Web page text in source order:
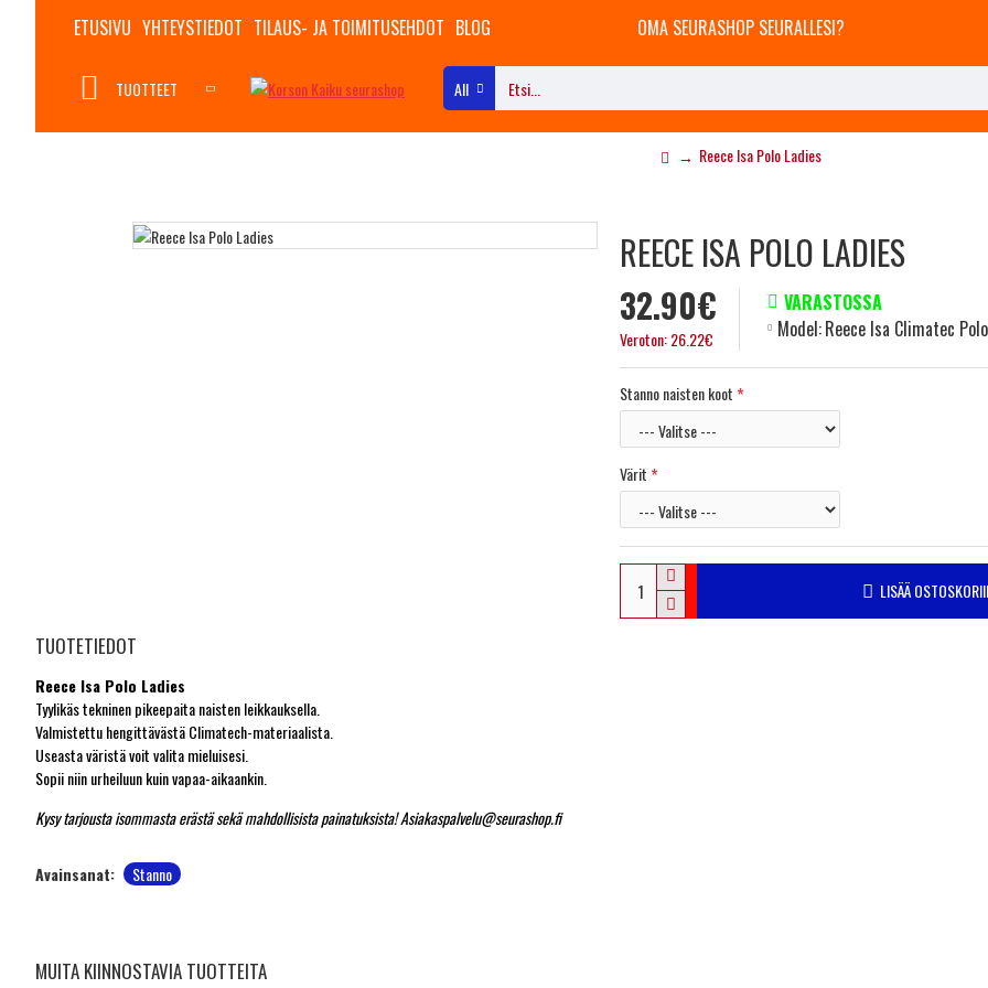
ETUSIVU YHTEYSTIEDOT TILAUS- JA TOIMITUSEHDOT BLOG OMA SEURASHOP SEURALLESI?
TUOTTEET All
Reece Isa Polo Ladies
REECE ISA POLO LADIES
32.90€
Veroton: 26.22€
VARASTOSSA
Model:Reece Isa Climatec
Stanno naisten koot
Värit
LISÄÄ
TUOTETIEDOT
Reece Isa Polo Ladies
Tyylikäs tekninen pikeepaita naisten leikkauksella.
Valmistettu hengittävästä Climatech-materiaalista.
Useasta väristä voit valita mieluisesi.
Sopii niin urheiluun kuin vapaa-aikaankin.
Kysy tarjousta isommasta erästä sekä mahdollisista painatuksista! Asiakaspalvelu@seurashop.fi
Avainsanat: Stanno
MUITA KIINNOSTAVIA TUOTTEITA